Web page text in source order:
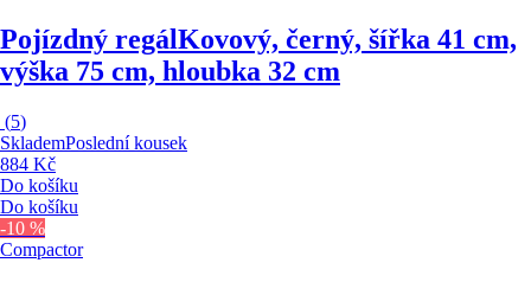
Pojízdný regálKovový, černý, šířka 41 cm,
výška 75 cm, hloubka 32 cm
(5)
SklademPoslední kousek
884 Kč
Do košíku
Do košíku
-10 %
Compactor